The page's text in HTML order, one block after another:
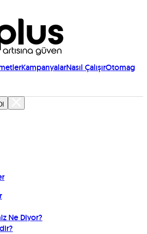
KampanyalarNasıl ÇalışırOtomag
Ne Diyor?